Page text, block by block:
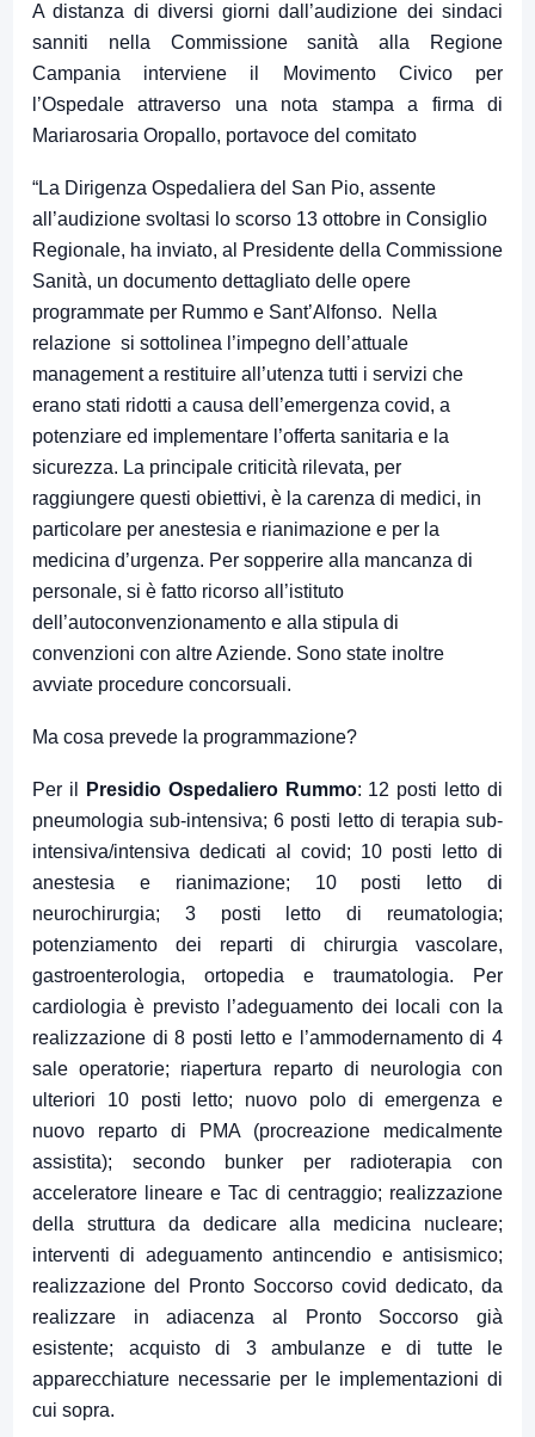
A distanza di diversi giorni dall’audizione dei sindaci
sanniti nella Commissione sanità alla Regione
Campania interviene il Movimento Civico per
l’Ospedale attraverso una nota stampa a firma di
Mariarosaria Oropallo, portavoce del comitato
“La Dirigenza Ospedaliera del San Pio, assente
all’audizione svoltasi lo scorso 13 ottobre in Consiglio
Regionale, ha inviato, al Presidente della Commissione
Sanità, un documento dettagliato delle opere
programmate per Rummo e Sant’Alfonso. Nella
relazione si sottolinea l’impegno dell’attuale
management a restituire all’utenza tutti i servizi che
erano stati ridotti a causa dell’emergenza covid, a
potenziare ed implementare l’offerta sanitaria e la
sicurezza. La principale criticità rilevata, per
raggiungere questi obiettivi, è la carenza di medici, in
particolare per anestesia e rianimazione e per la
medicina d’urgenza. Per sopperire alla mancanza di
personale, si è fatto ricorso all’istituto
dell’autoconvenzionamento e alla stipula di
convenzioni con altre Aziende. Sono state inoltre
avviate procedure concorsuali.
Ma cosa prevede la programmazione?
Per il Presidio Ospedaliero Rummo: 12 posti letto di
pneumologia sub-intensiva; 6 posti letto di terapia sub-
intensiva/intensiva dedicati al covid; 10 posti letto di
anestesia e rianimazione; 10 posti letto di
neurochirurgia; 3 posti letto di reumatologia;
potenziamento dei reparti di chirurgia vascolare,
gastroenterologia, ortopedia e traumatologia. Per
cardiologia è previsto l’adeguamento dei locali con la
realizzazione di 8 posti letto e l’ammodernamento di 4
sale operatorie; riapertura reparto di neurologia con
ulteriori 10 posti letto; nuovo polo di emergenza e
nuovo reparto di PMA (procreazione medicalmente
assistita); secondo bunker per radioterapia con
acceleratore lineare e Tac di centraggio; realizzazione
della struttura da dedicare alla medicina nucleare;
interventi di adeguamento antincendio e antisismico;
realizzazione del Pronto Soccorso covid dedicato, da
realizzare in adiacenza al Pronto Soccorso già
esistente; acquisto di 3 ambulanze e di tutte le
apparecchiature necessarie per le implementazioni di
cui sopra.